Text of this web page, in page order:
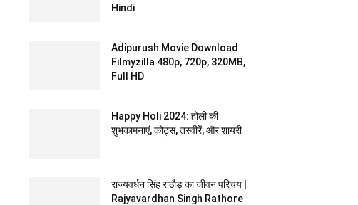
Hindi
Adipurush Movie Download
Filmyzilla 480p, 720p, 320MB,
Full HD
Happy Holi 2024: होली की
शुभकामनाएं, कोट्स, तस्वीरें, और शायरी
राज्यवर्धन सिंह राठौड़ का जीवन परिचय |
Rajyavardhan Singh Rathore